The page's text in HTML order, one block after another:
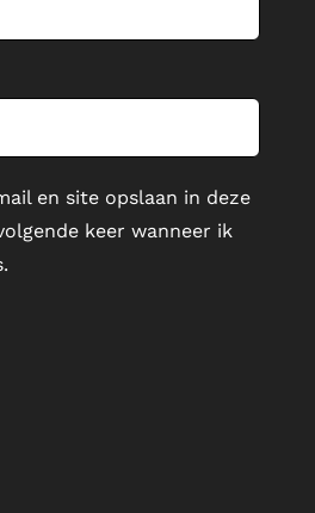
en site opslaan in deze
keer wanneer ik